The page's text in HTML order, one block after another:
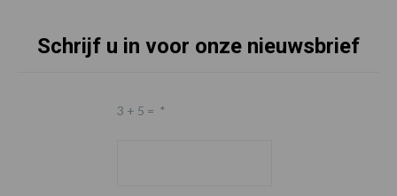
Schrijf u in voor onze nieuwsbrief
3 + 5 = *